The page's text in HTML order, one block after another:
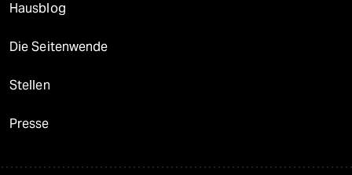
Hausblog
Die Seitenwende
Stellen
Presse